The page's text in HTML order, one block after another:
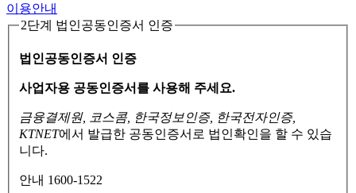
이용안내
2단계 법인공동인증서 인증
법인공동인증서 인증
사업자용 공동인증서를 사용해 주세요.
금융결제원, 코스콤, 한국정보인증, 한국전자인증,
KTNET에서 발급한 공동인증서로 법인확인을 할 수 있습
니다.
안내 1600-1522